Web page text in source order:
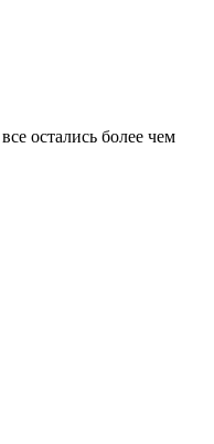
остались более чем